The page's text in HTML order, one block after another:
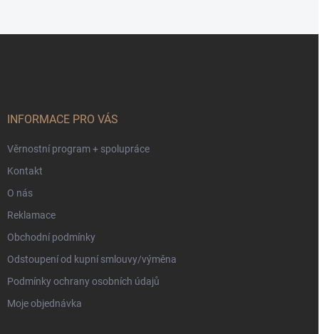
INFORMACE PRO VÁS
Věrnostní program + spolupráce
Kontakt
O nás
Reklamace
Obchodní podmínky
Odstoupení od kupní smlouvy/výměna
Podmínky ochrany osobních údajů
Moje objednávka